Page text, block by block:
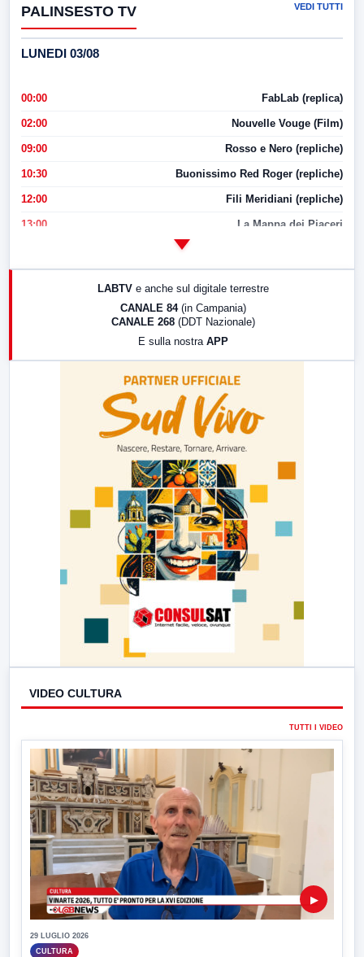
PALINSESTO TV VEDI TUTTI
LUNEDI 03/08
00:00 FabLab (replica)
02:00 Nouvelle Vouge (Film)
09:00 Rosso e Nero (repliche)
10:30 Buonissimo Red Roger (repliche)
12:00 Fili Meridiani (repliche)
13:00 La Mappa dei Piaceri
17:00 LabNews (replica)
LABTV e anche sul digitale terrestre
CANALE 84 (in Campania)
CANALE 268 (DDT Nazionale)
E sulla nostra APP
VIDEO CULTURA
TUTTI I VIDEO
▶
29 LUGLIO 2026
CULTURA